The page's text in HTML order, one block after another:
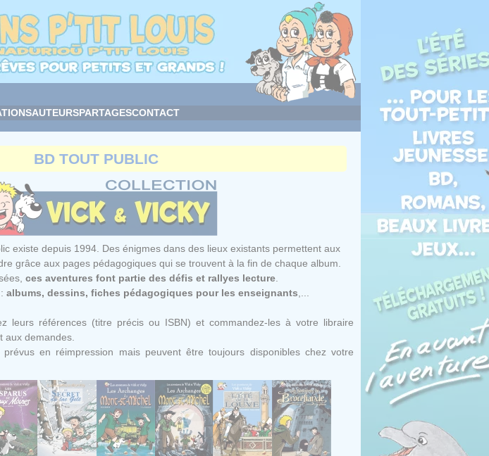
AUTEURSPARTAGESCONTACT
BD TOUT PUBLIC
existe depuis 1994. Des énigmes dans des lieux existants permettent aux
grâce aux pages pédagogiques qui se trouvent à la fin de chaque album.
ces aventures font partie des défis et rallyes lecture.
albums, dessins, fiches pédagogiques pour les enseignants
leurs références (titre précis ou ISBN) et commandez-les à votre libraire
aux demandes.
en réimpression mais peuvent être toujours disponibles chez votre